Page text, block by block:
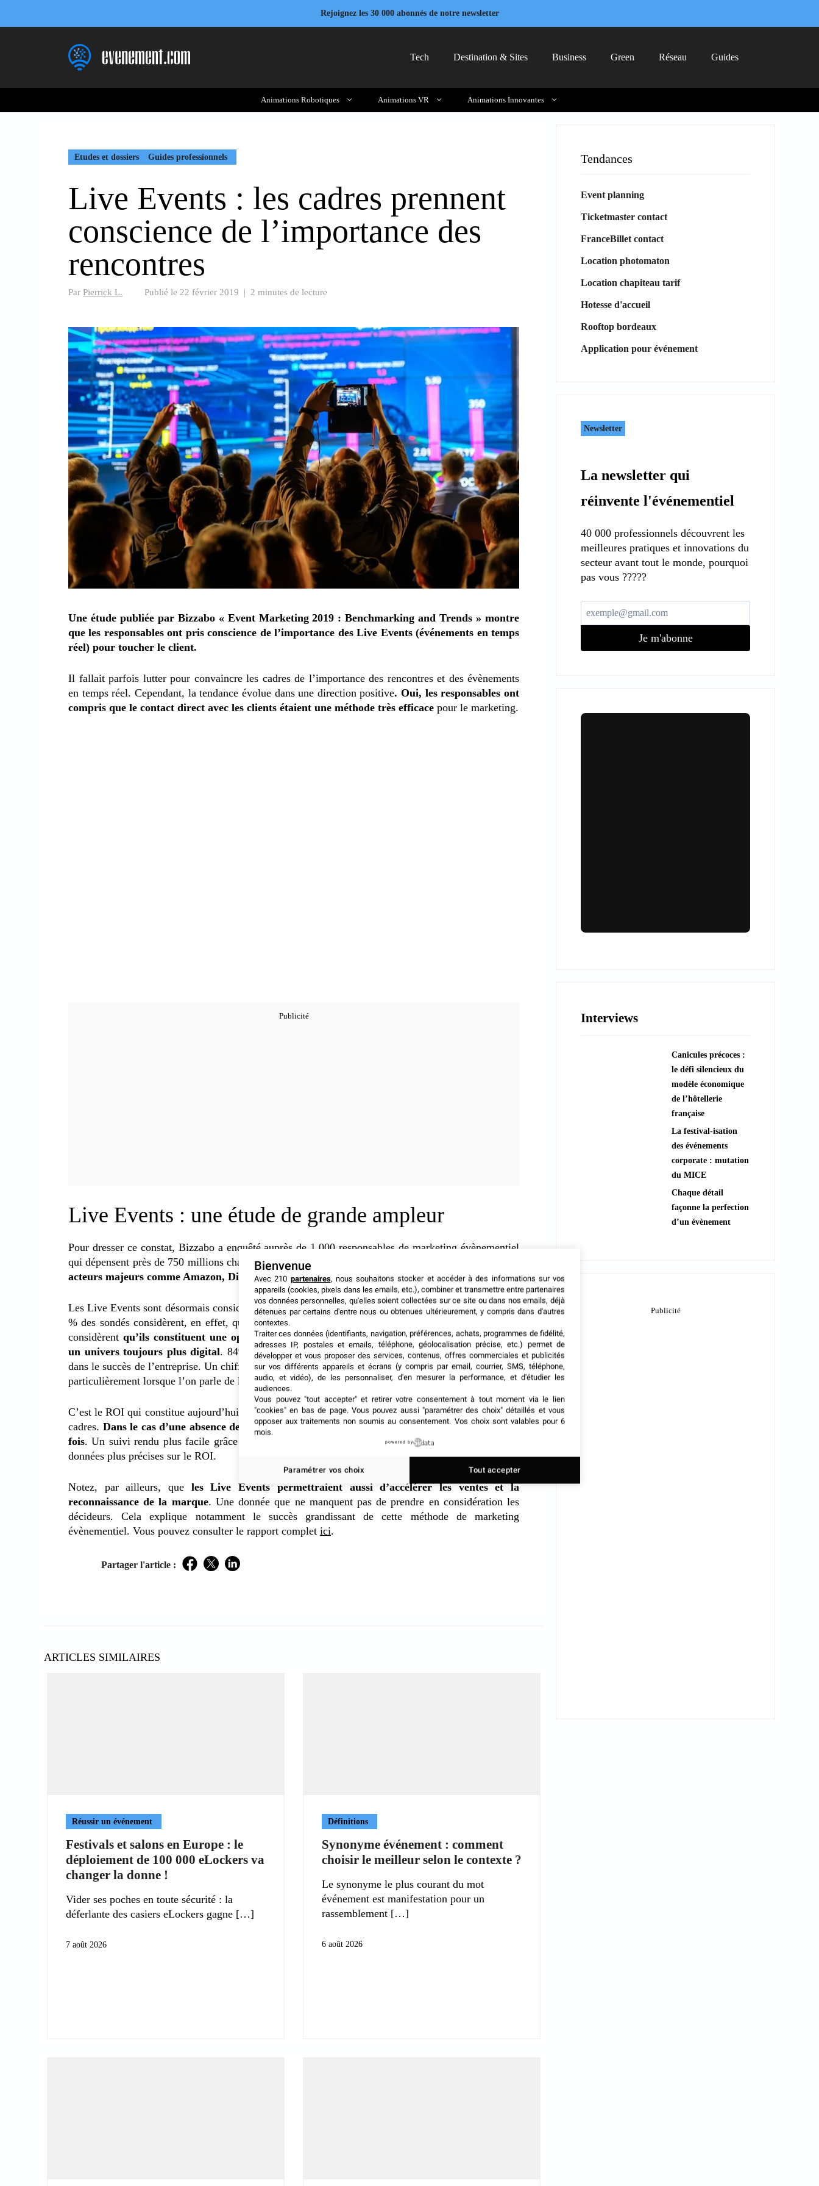
Rejoignez les 30 000 abonnés de notre newsletter
Tech Destination & Sites Business Green Réseau Guides
Animations Robotiques Animations VR Animations Innovantes
Etudes et dossiers Guides professionnels
Live Events : les cadres prennent
conscience de l’importance des
rencontres
Par Pierrick L. Publié le 22 février 2019 | 2 minutes de lecture
Une étude publiée par Bizzabo « Event Marketing 2019 : Benchmarking and Trends » montre
que les responsables ont pris conscience de l’importance des Live Events (événements en temps
réel) pour toucher le client.
Il fallait parfois lutter pour convaincre les cadres de l’importance des rencontres et des évènements
en temps réel. Cependant, la tendance évolue dans une direction positive. Oui, les responsables ont
compris que le contact direct avec les clients étaient une méthode très efficace pour le marketing.
Live Events : une étude de grande ampleur
Pour dresser ce constat, Bizzabo a enquêté auprès de 1.000responsables de marketing évènementiel
qui dépensent près de 750 millions chaque année pour des Live Events.
acteurs majeurs comme Amazon, Digiday ou encore Porsche
Les Live Events sont désormais considérés comme une partie importante des stratégies marketing. 85
% des sondés considèrent, en effet, qu’il s’agit même d’une part essentiel de leur stratégie et 95 %
considèrent qu’ils constituent une opportunité incontournable pour créer des connexions dans
un univers toujours plus digital. 84% des cadres considèrent même que c’est un élément critique
dans le succès de l’entreprise. Un chiffre en hausse de 20% par rapport à l’année dernière qui se note
particulièrement lorsque l’on parle de l’engagement des cadres dans ces événements.
C’est le ROI qui constitue aujourd’hui encore une mesure cruciale afin de favoriser l’engagement des
cadres. Dans le cas d’une absence de données mesurables, leur engagement serait divisé par 2,2
fois. Un suivi rendu plus facile grâce à l’utilisation de logiciels spécialisés qui donnent accès à des
données plus précises sur le ROI.
Notez, par ailleurs, que les Live Events permettraient aussi d’accélérer les ventes et la
reconnaissance de la marque. Une donnée que ne manquent pas de prendre en considération les
décideurs. Cela explique notamment le succès grandissant de cette méthode de marketing
évènementiel. Vous pouvez consulter le rapport complet ici.
Partager l'article : Facebook
TwitterLinkedIn
ARTICLES SIMILAIRES
Réussir un événement
Festivals et salons en Europe : le
déploiement de 100 000 eLockers va
changer la donne !
Vider ses poches en toute sécurité : la
déferlante des casiers eLockers gagne
7 août 2026
Définitions
Synonyme événement : comment
choisir le meilleur selon le contexte ?
Le synonyme le plus courant du mot
événement est manifestation pour un
rassemblement
6 août 2026
Tendances
Event planning
Ticketmaster contact
FranceBillet contact
Location photomaton
Location chapiteau tarif
Hotesse d'accueil
Rooftop bordeaux
Application pour événement
Newsletter
La newsletter qui
réinvente l'événementiel
40 000 professionnels découvrent les
meilleures pratiques et innovations du
secteur avant tout le monde, pourquoi
pas vous ?????
Je m'abonne
???? Explorer les animations
Interviews
Canicules précoces :
le défi silencieux du
modèle économique
de l’hôtellerie
française
La festival-isation
des événements
corporate : mutation
du MICE
Chaque détail
façonne la perfection
d’un évènement
Bienvenue
Avec 210 partenaires, nous souhaitons stocker et accéder à des informations sur vos
appareils (cookies, pixels dans les emails, etc.), combiner et transmettre entre partenaires
vos données personnelles, qu'elles soient collectées sur ce site ou dans nos emails, déjà
détenues par certains d'entre nous ou obtenues ultérieurement, y compris dans d'autres
contextes.
Traiter ces données (identifiants, navigation, préférences, achats, programmes de fidélité,
adresses IP, postales et emails, téléphone, géolocalisation précise, etc.) permet de
développer et vous proposer des services, contenus, offres commerciales et publicités
sur vos différents appareils et écrans (y compris par email, courrier, SMS, téléphone,
audio, et vidéo), de les personnaliser, d'en mesurer la performance, et d'étudier les
audiences.
Vous pouvez "tout accepter" et retirer votre consentement à tout moment via le lien
"cookies" en bas de page. Vous pouvez aussi "paramétrer des choix" détaillés et vous
opposer aux traitements non soumis au consentement. Vos choix sont valables pour 6
mois.
powered by
Paramétrer vos choix Tout accepter